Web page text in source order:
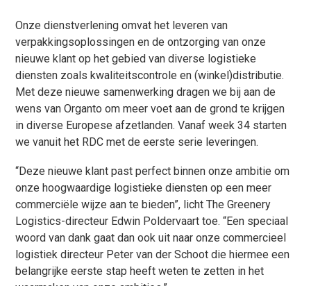
Onze dienstverlening omvat het leveren van
verpakkingsoplossingen en de ontzorging van onze
nieuwe klant op het gebied van diverse logistieke
diensten zoals kwaliteitscontrole en (winkel)distributie.
Met deze nieuwe samenwerking dragen we bij aan de
wens van Organto om meer voet aan de grond te krijgen
in diverse Europese afzetlanden. Vanaf week 34 starten
we vanuit het RDC met de eerste serie leveringen.
“Deze nieuwe klant past perfect binnen onze ambitie om
onze hoogwaardige logistieke diensten op een meer
commerciële wijze aan te bieden”, licht The Greenery
Logistics-directeur Edwin Poldervaart toe. “Een speciaal
woord van dank gaat dan ook uit naar onze commercieel
logistiek directeur Peter van der Schoot die hiermee een
belangrijke eerste stap heeft weten te zetten in het